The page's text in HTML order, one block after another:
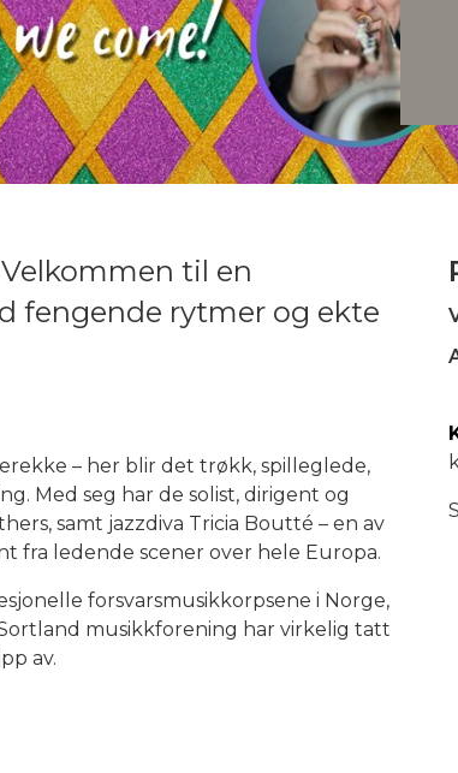
til en
fengende rytmer og ekte
– her blir det trøkk, spilleglede,
Med seg har de solist, dirigent og
samt jazzdiva Tricia Boutté – en av
fra ledende scener over hele Europa.
forsvarsmusikkorpsene i Norge,
musikkforening har virkelig tatt
av.